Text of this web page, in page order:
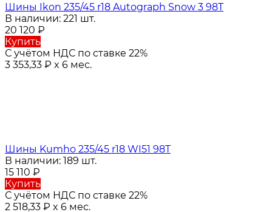
Шины Ikon 235/45 r18 Autograph Snow 3 98T
В наличии: 221 шт.
20 120 ₽
Купить
С учётом НДС по ставке 22%
3 353,33 ₽ x 6 мес.
Шины Kumho 235/45 r18 WI51 98T
В наличии: 189 шт.
15 110 ₽
Купить
С учётом НДС по ставке 22%
2 518,33 ₽ x 6 мес.